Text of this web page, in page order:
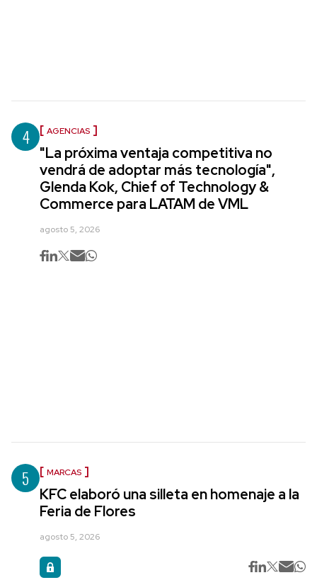
4 AGENCIAS
"La próxima ventaja competitiva no
vendrá de adoptar más tecnología",
Glenda Kok, Chief of Technology &
Commerce para LATAM de VML
agosto 5, 2026
5 MARCAS
KFC elaboró una silleta en homenaje a la
Feria de Flores
agosto 5, 2026